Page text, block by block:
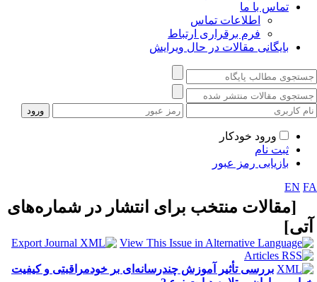
تماس با ما
اطلاعات تماس
فرم برقراری ارتباط
بایگانی مقالات در حال ویرایش
ورود خودکار
ثبت نام
بازیابی رمز عبور
EN
مقالات منتخب برای انتشار در شماره‌های
]
بررسی تأثیر آموزش چندرسانه‌ای بر خودمراقبتی و کیفیت